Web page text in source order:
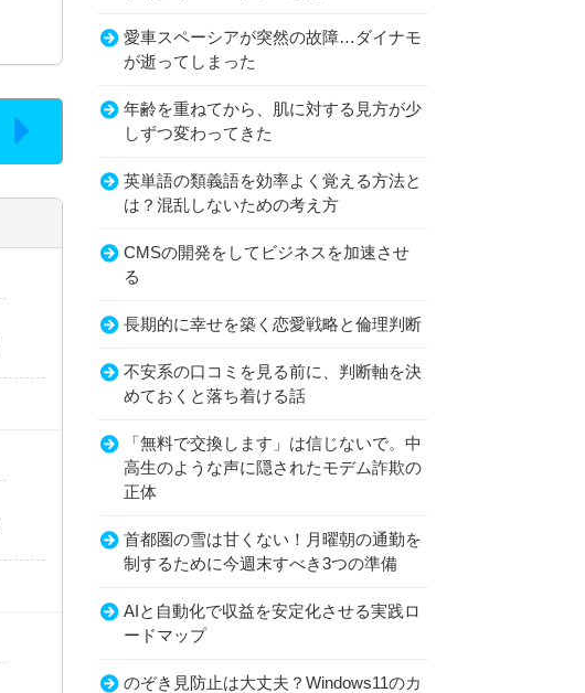
愛車スペーシアが突然の故障…ダイナモ
が逝ってしまった
年齢を重ねてから、肌に対する見方が少
しずつ変わってきた
英単語の類義語を効率よく覚える方法と
は？混乱しないための考え方
CMSの開発をしてビジネスを加速させ
る
長期的に幸せを築く恋愛戦略と倫理判断
不安系の口コミを見る前に、判断軸を決
めておくと落ち着ける話
「無料で交換します」は信じないで。中
高生のような声に隠されたモデム詐欺の
正体
首都圏の雪は甘くない！月曜朝の通勤を
制するために今週末すべき3つの準備
AIと自動化で収益を安定化させる実践ロ
ードマップ
のぞき見防止は大丈夫？Windows11のカ